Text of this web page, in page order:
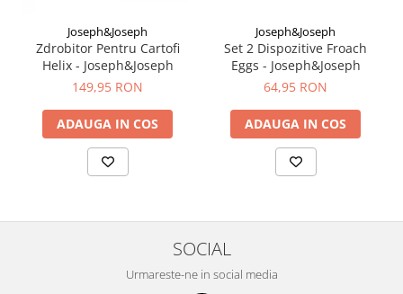
Joseph&Joseph
Zdrobitor Pentru Cartofi
Helix - Joseph&Joseph
149,95 RON
ADAUGA IN COS
Joseph&Joseph
Set 2 Dispozitive Froach
Eggs - Joseph&Joseph
64,95 RON
ADAUGA IN COS
SOCIAL
Urmareste-ne in social media